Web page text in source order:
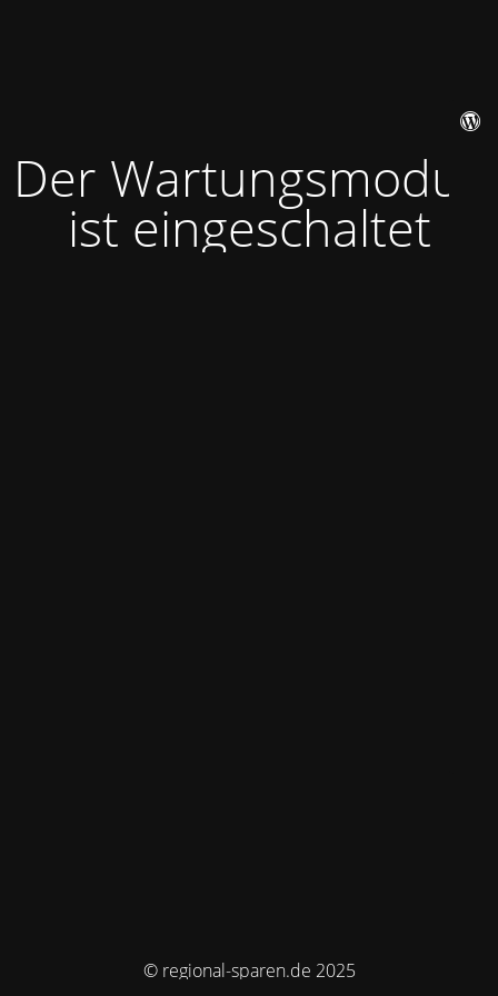
Der Wartungsmodus
ist eingeschaltet
© regional-sparen.de 2025